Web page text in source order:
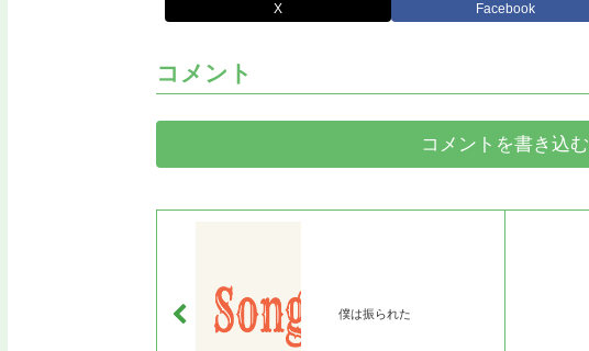
X Facebook
コメント
コメントを書き込む
僕は振られた